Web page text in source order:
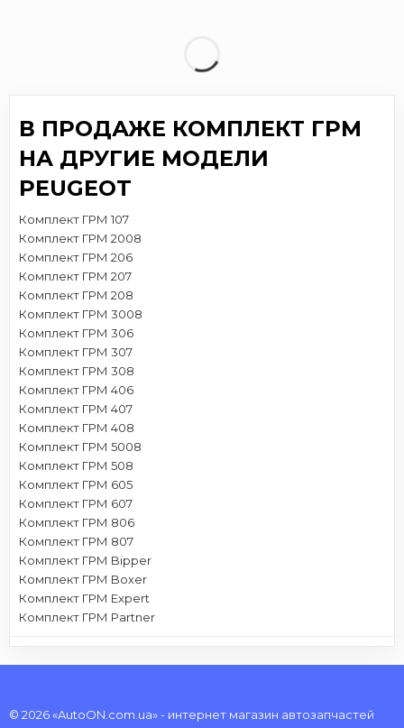
В ПРОДАЖЕ КОМПЛЕКТ ГРМ
НА ДРУГИЕ МОДЕЛИ
PEUGEOT
Комплект ГРМ 107
Комплект ГРМ 2008
Комплект ГРМ 206
Комплект ГРМ 207
Комплект ГРМ 208
Комплект ГРМ 3008
Комплект ГРМ 306
Комплект ГРМ 307
Комплект ГРМ 308
Комплект ГРМ 406
Комплект ГРМ 407
Комплект ГРМ 408
Комплект ГРМ 5008
Комплект ГРМ 508
Комплект ГРМ 605
Комплект ГРМ 607
Комплект ГРМ 806
Комплект ГРМ 807
Комплект ГРМ Bipper
Комплект ГРМ Boxer
Комплект ГРМ Expert
Комплект ГРМ Partner
© 2026 «AutoON.com.ua» - интернет магазин автозапчастей